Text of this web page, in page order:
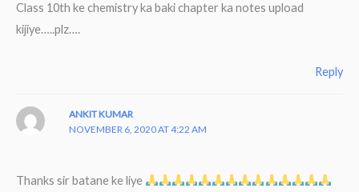
Class 10th ke chemistry ka baki chapter ka notes upload
kijiye…..plz….
Reply
ANKIT KUMAR
NOVEMBER 6, 2020 AT 4:22 AM
Thanks sir batane ke liye